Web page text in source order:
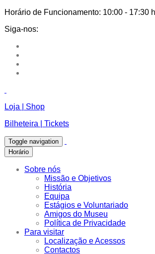
Horário de Funcionamento: 10:00 - 17:30
Siga-nos:
Loja | Shop
Bilheteira | Tickets
Toggle navigation
Horário
Sobre nós
Missão e Objetivos
História
Equipa
Estágios e Voluntariado
Amigos do Museu
Política de Privacidade
Para visitar
Localização e Acessos
Contactos